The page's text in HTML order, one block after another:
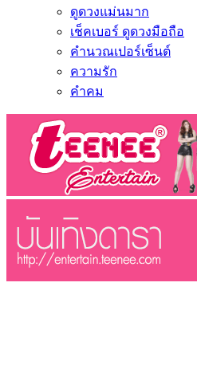
ดูดวงแม่นมาก
เช็คเบอร์ ดูดวงมือถือ
คำนวณเปอร์เซ็นต์
ความรัก
คำคม